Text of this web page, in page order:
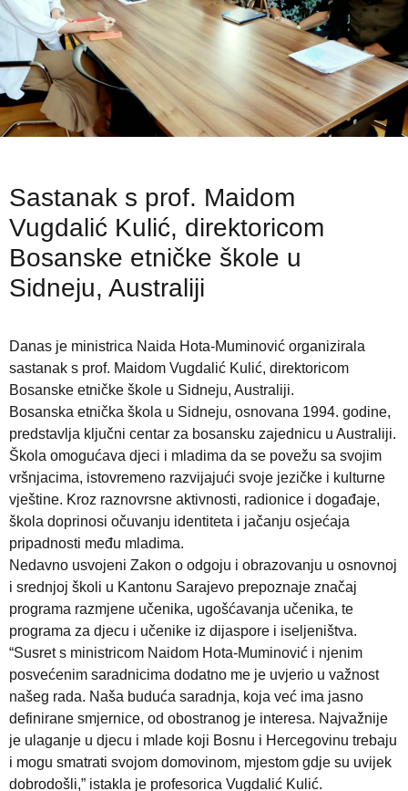
Sastanak s prof. Maidom
Vugdalić Kulić, direktoricom
Bosanske etničke škole u
Sidneju, Australiji
Danas je ministrica Naida Hota-Muminović organizirala
sastanak s prof. Maidom Vugdalić Kulić, direktoricom
Bosanske etničke škole u Sidneju, Australiji.
Bosanska etnička škola u Sidneju, osnovana 1994. godine,
predstavlja ključni centar za bosansku zajednicu u Australiji.
Škola omogućava djeci i mladima da se povežu sa svojim
vršnjacima, istovremeno razvijajući svoje jezičke i kulturne
vještine. Kroz raznovrsne aktivnosti, radionice i događaje,
škola doprinosi očuvanju identiteta i jačanju osjećaja
pripadnosti među mladima.
Nedavno usvojeni Zakon o odgoju i obrazovanju u osnovnoj
i srednjoj školi u Kantonu Sarajevo prepoznaje značaj
programa razmjene učenika, ugošćavanja učenika, te
programa za djecu i učenike iz dijaspore i iseljeništva.
“Susret s ministricom Naidom Hota-Muminović i njenim
posvećenim saradnicima dodatno me je uvjerio u važnost
našeg rada. Naša buduća saradnja, koja već ima jasno
definirane smjernice, od obostranog je interesa. Najvažnije
je ulaganje u djecu i mlade koji Bosnu i Hercegovinu trebaju
i mogu smatrati svojom domovinom, mjestom gdje su uvijek
dobrodošli,” istakla je profesorica Vugdalić Kulić.